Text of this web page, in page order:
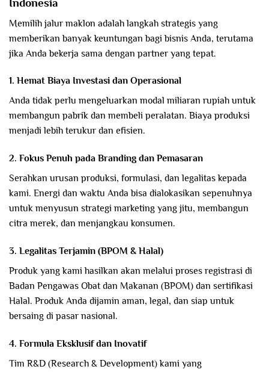
Indonesia
Memilih jalur maklon adalah langkah strategis yang
memberikan banyak keuntungan bagi bisnis Anda, terutama
jika Anda bekerja sama dengan partner yang tepat.
1. Hemat Biaya Investasi dan Operasional
Anda tidak perlu mengeluarkan modal miliaran rupiah untuk
membangun pabrik dan membeli peralatan. Biaya produksi
menjadi lebih terukur dan efisien.
2. Fokus Penuh pada Branding dan Pemasaran
Serahkan urusan produksi, formulasi, dan legalitas kepada
kami. Energi dan waktu Anda bisa dialokasikan sepenuhnya
untuk menyusun strategi marketing yang jitu, membangun
citra merek, dan menjangkau konsumen.
3. Legalitas Terjamin (BPOM & Halal)
Produk yang kami hasilkan akan melalui proses registrasi di
Badan Pengawas Obat dan Makanan (BPOM) dan sertifikasi
Halal. Produk Anda dijamin aman, legal, dan siap untuk
bersaing di pasar nasional.
4. Formula Eksklusif dan Inovatif
Tim R&D (Research & Development) kami yang